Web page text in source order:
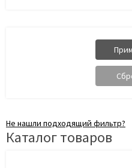
Не нашли подходящий фильтр?
Каталог товаров